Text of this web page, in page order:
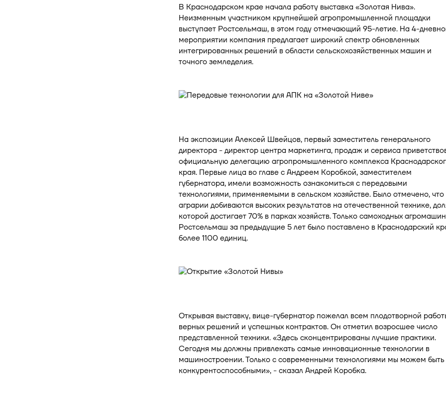
В Краснодарском крае начала работу выставка «Золотая Нива».
Неизменным участником крупнейшей агропромышленной площадки
выступает Ростсельмаш, в этом году отмечающий 95-летие. На 4-
мероприятии компания предлагает широкий спектр обновленных
интегрированных решений в области сельскохозяйственных машин и
точного земледелия.
На экспозиции Алексей Швейцов, первый заместитель генерального
директора - директор центра маркетинга, продаж и сервиса
официальную делегацию агропромышленного комплекса
края. Первые лица во главе с Андреем Коробкой, заместителем
губернатора, имели возможность ознакомиться с передовыми
технологиями, применяемыми в сельском хозяйстве. Было отмечено, что
аграрии добиваются высоких результатов на отечественной технике,
которой достигает 70% в парках хозяйств. Только самоходных агромашин
Ростсельмаш за предыдущие 5 лет было поставлено в Краснодарский
более 1100 единиц.
Открывая выставку, вице-губернатор пожелал всем плодотворной
верных решений и успешных контрактов. Он отметил возросшее число
представленной техники. «Здесь сконцентрированы лучшие практики.
Сегодня мы должны привлекать самые инновационные технологии в
машиностроении. Только с современными технологиями мы можем быть
конкурентоспособными», - сказал Андрей Коробка.